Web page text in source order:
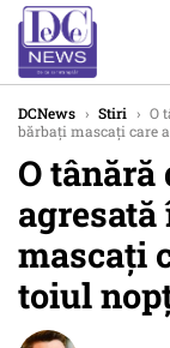
DCNews › Stiri › O
bărbați mascați care
O tânără
mascați
toiul